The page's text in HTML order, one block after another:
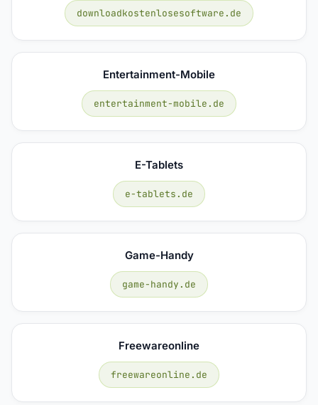
downloadkostenlosesoftware.de
Entertainment-Mobile
entertainment-mobile.de
E-Tablets
e-tablets.de
Game-Handy
game-handy.de
Freewareonline
freewareonline.de